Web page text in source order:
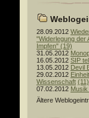
28.09.2012
"Widerlegung der
Impfen" (19)
31.05.2012
16.05.2012 SIP
13.05.2012 Devil
29.02.2012
Wissenschaft (11)
07.02.2012 Musik
Ältere